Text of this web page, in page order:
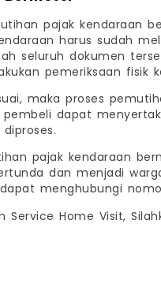
pajak kendaraan
harus sudah
seluruh dokumen
pemeriksaan fisik
maka proses
pembeli dapat
pajak kendaraan
dan menjadi
menghubungi
Home Visit,